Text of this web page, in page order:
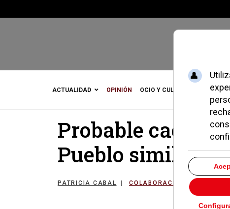
ACTUALIDAD OPINIÓN OCIO Y CULTURA DEPORTES
Probable caos
Pueblo similar al
PATRICIA CABAL COLABORACIONES